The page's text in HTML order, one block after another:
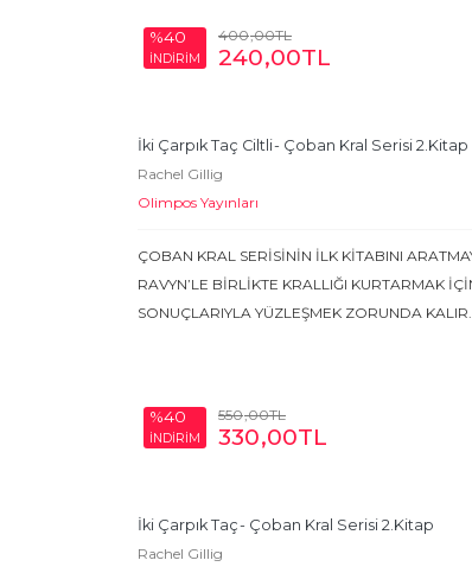
%40
İNDİRİM
400,00TL
240,00TL
İki Çarpık Taç Ciltli- Çoban Kral Serisi 2.Kitap
Rachel Gillig
Olimpos Yayınları
ÇOBAN KRAL SERİSİNİN İLK KİTABINI
RAVYN’LE BİRLİKTE KRALLIĞI KURTARMAK
SONUÇLARIYLA YÜZLEŞMEK ZORUNDA
%40
İNDİRİM
550,00TL
330,00TL
İki Çarpık Taç- Çoban Kral Serisi 2.Kitap
Rachel Gillig